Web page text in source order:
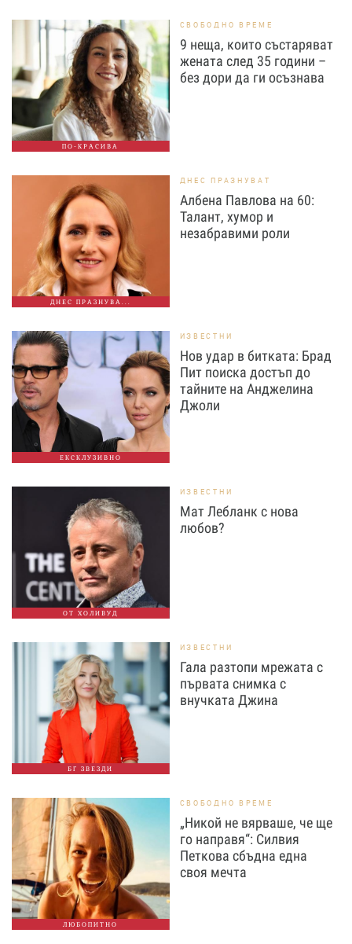
ПО-КРАСИВА
СВОБОДНО ВРЕМЕ
9 неща, които състаряват
жената след 35 години –
без дори да ги осъзнава
ДНЕС ПРАЗНУВА...
ДНЕС ПРАЗНУВАТ
Албена Павлова на 60:
Талант, хумор и
незабравими роли
ЕКСКЛУЗИВНО
ИЗВЕСТНИ
Нов удар в битката: Брад
Пит поиска достъп до
тайните на Анджелина
Джоли
ОТ ХОЛИВУД
ИЗВЕСТНИ
Мат Лебланк с нова
любов?
БГ ЗВЕЗДИ
ИЗВЕСТНИ
Гала разтопи мрежата с
първата снимка с
внучката Джина
ЛЮБОПИТНО
СВОБОДНО ВРЕМЕ
„Никой не вярваше, че ще
го направя“: Силвия
Петкова сбъдна една
своя мечта